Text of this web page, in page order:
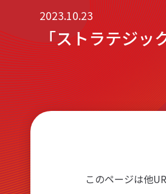
岡三にいがた証券の特長
おトクな制度を味方につ
株式
NISA
マーケット情報一覧
キャンペーン情報
本店
十日町支店
見附支店
新発田支店
小千谷営業所
口座開設
資料請求フォーム
おトクな制度を味方につ
株式
NISA
相続・贈与サポート
キャンペーン情報
十日町支店
見附支店
新発田支店
小千谷営業所
資料請求フォーム
2023.10.23
「ストラテジッ
このページは他